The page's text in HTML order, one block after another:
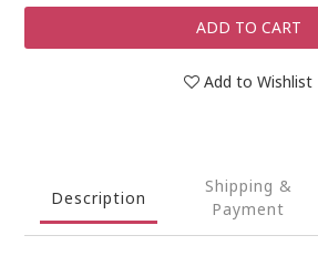
ADD TO CART
Add to Wishlist
Description
Shipping &
Payment